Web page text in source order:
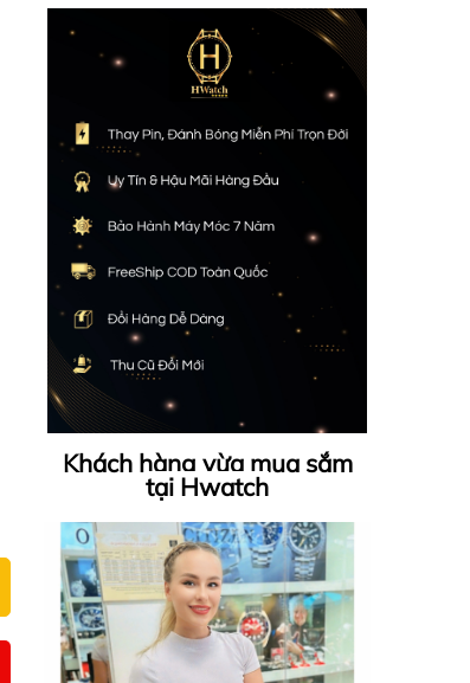
Khách hàng vừa mua sắm
tại Hwatch